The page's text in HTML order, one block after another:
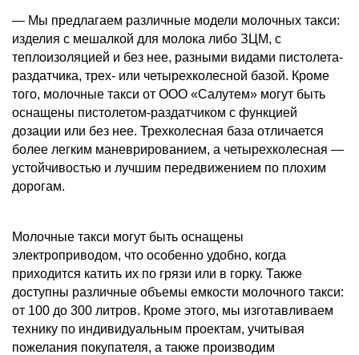
— Мы предлагаем различные модели молочных такси:
изделия с мешалкой для молока либо ЗЦМ, с
теплоизоляцией и без нее, разными видами пистолета-
раздатчика, трех- или четырехколесной базой. Кроме
того, молочные такси от ООО «Салутем» могут быть
оснащены пистолетом-раздатчиком с функцией
дозации или без нее. Трехколесная база отличается
более легким маневрированием, а четырехколесная —
устойчивостью и лучшим передвижением по плохим
дорогам.
Молочные такси могут быть оснащены
электроприводом, что особенно удобно, когда
приходится катить их по грязи или в горку. Также
доступны различные объемы емкости молочного такси:
от 100 до 300 литров. Кроме этого, мы изготавливаем
технику по индивидуальным проектам, учитывая
пожелания покупателя, а также производим